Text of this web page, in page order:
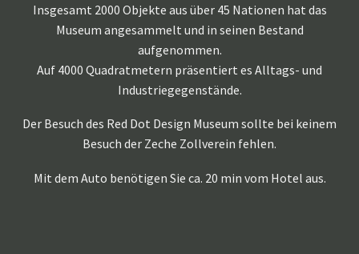
Insgesamt 2000 Objekte aus über 45 Nationen hat das
Museum angesammelt und in seinen Bestand
aufgenommen.
Auf 4000 Quadratmetern präsentiert es Alltags- und
Industriegegenstände.
Der Besuch des Red Dot Design Museum sollte bei keinem
Besuch der Zeche Zollverein fehlen.
Mit dem Auto benötigen Sie ca. 20 min vom Hotel aus.